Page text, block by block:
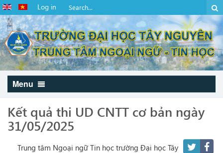
Log in
Menu
Kết quả thi UD CNTT cơ bản ngày
31/05/2025
Trung tâm Ngoại ngữ Tin học trường Đại học Tây